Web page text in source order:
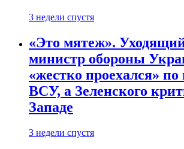
3 недели спустя
«Это мятеж».
министр обороны
«жестко проехался» по
ВСУ, а Зеленского
Западе
3 недели спустя